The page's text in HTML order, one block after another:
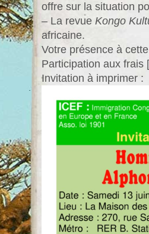
offre sur la situation
– La revue Kongo
africaine.
Votre présence à
Participation aux frais
Invitation à imprimer :